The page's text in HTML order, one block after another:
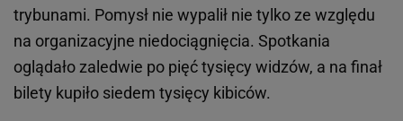
trybunami. Pomysł nie wypalił nie tylko ze względu
na organizacyjne niedociągnięcia. Spotkania
oglądało zaledwie po pięć tysięcy widzów, a na finał
bilety kupiło siedem tysięcy kibiców.